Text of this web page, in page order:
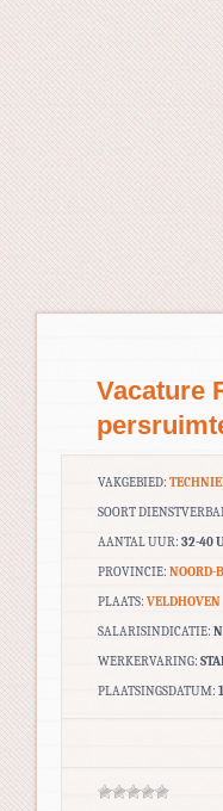
Vacature
VAKGEBIED:
SOORT
AANTAL UUR: 32-40
PROVINCIE: NOORD-
PLAATS: VELDHOVEN
SALARISINDICATIE:
WERKERVARING:
PLAATSINGSDATUM: